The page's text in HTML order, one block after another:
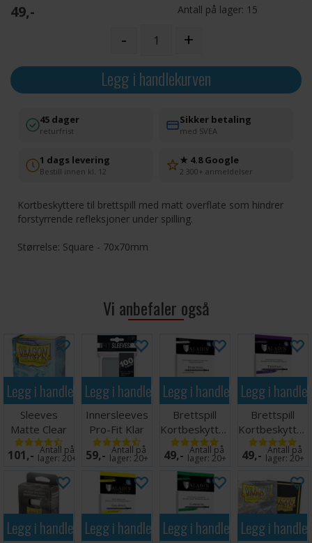
49,- Antall på lager: 15
- +
Legg i handlekurven
45 dager
returfrist
Sikker betaling
med SVEA
1 dags levering
Bestill innen kl. 12
★ 4.8 Google
2 300+ anmeldelser
Kortbeskyttere til brettspill med matt overflate som hindrer
forstyrrende refleksjoner under spilling.
Størrelse: Square - 70x70mm
Vi anbefaler også
Legg i handlekurven
Sleeves
Matte Clear
x100 - 63x88
m/box
101,- Antall på
lager: 20+
Legg i handlekurven
Innersleeves
Pro-Fit Klar
x100 64x89
59,- Antall på
lager:20+
Legg i handlekurven
Brettspill
Kortbeskyttere
55 stk
63.5x89
49,- Antall på
lager:20+
Legg i
Brettspill
55 stk 59x92
49,- Antall på
lager:20+
Legg i handlekurvenLegg i handlekurvenLegg i handlekurven
Legg i